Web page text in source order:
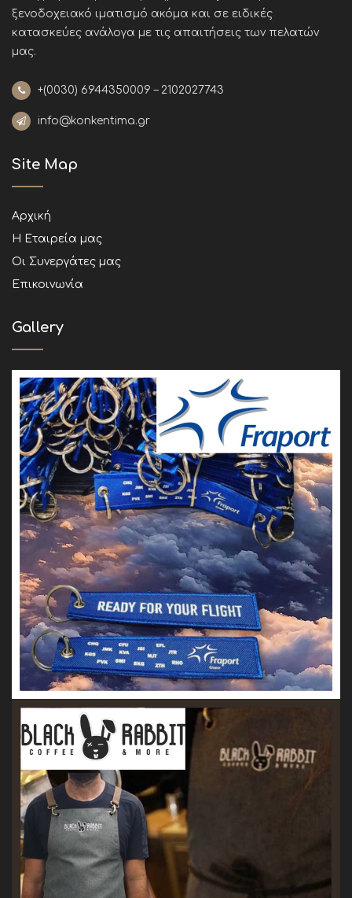
ξενοδοχειακό ιματισμό ακόμα και σε ειδικές
κατασκεύες ανάλογα με τις απαιτήσεις των πελατών
μας.
+(0030) 6944350009 – 2102027743
info@konkentima.gr
Site Map
Αρχική
Η Εταιρεία μας
Οι Συνεργάτες μας
Επικοινωνία
Gallery